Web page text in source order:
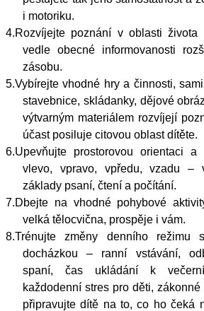
i motoriku.
4.Rozvíjejte poznání v oblasti
vedle obecné informovanosti
zásobu.
5.Vybírejte vhodné hry a činnosti,
stavebnice, skládanky, dějové
výtvarným materiálem rozvíjejí
účast posiluje citovou oblast dítěte.
6.Upevňujte prostorovou orientaci a
vlevo, vpravo, vpředu, vzadu –
základy psaní, čtení a počítání.
7.Dbejte na vhodné pohybové
velká tělocvična, prospěje i vám.
8.Trénujte změny denního režimu
docházkou – ranní vstávání,
spaní, čas ukládání k
každodenní stres pro děti,
připravujte dítě na to, co ho čeká